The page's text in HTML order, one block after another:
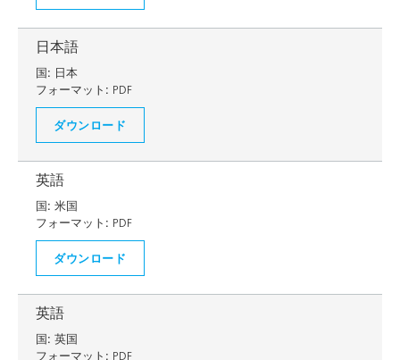
日本語
国: 日本
フォーマット: PDF
ダウンロード
英語
国: 米国
フォーマット: PDF
ダウンロード
英語
国: 英国
フォーマット: PDF